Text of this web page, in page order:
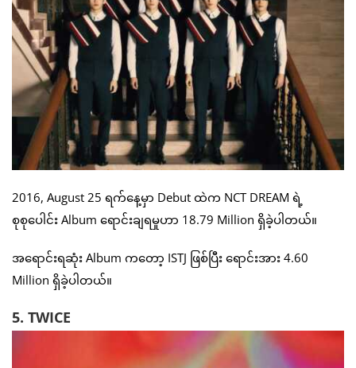
2016, August 25 ရက်နေ့မှာ Debut ထဲက NCT DREAM ရဲ့
စုစုပေါင်း Album ရောင်းချရမှုဟာ 18.79 Million ရှိခဲ့ပါတယ်။
အရောင်းရဆုံး Album ကတော့ ISTJ ဖြစ်ပြီး ရောင်းအား 4.60
Million ရှိခဲ့ပါတယ်။
5. TWICE